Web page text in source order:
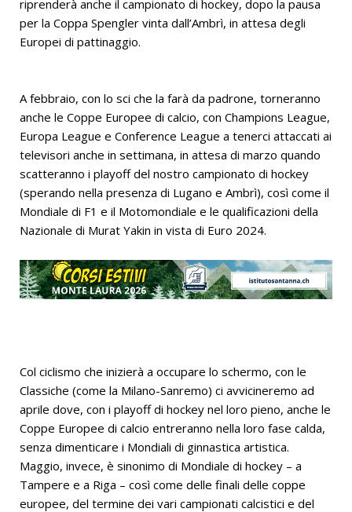
riprenderà anche il campionato di hockey, dopo la pausa
per la Coppa Spengler vinta dall’Ambrì, in attesa degli
Europei di pattinaggio.
A febbraio, con lo sci che la farà da padrone, torneranno
anche le Coppe Europee di calcio, con Champions League,
Europa League e Conference League a tenerci attaccati ai
televisori anche in settimana, in attesa di marzo quando
scatteranno i playoff del nostro campionato di hockey
(sperando nella presenza di Lugano e Ambrì), così come il
Mondiale di F1 e il Motomondiale e le qualificazioni della
Nazionale di Murat Yakin in vista di Euro 2024.
Col ciclismo che inizierà a occupare lo schermo, con le
Classiche (come la Milano-Sanremo) ci avvicineremo ad
aprile dove, con i playoff di hockey nel loro pieno, anche le
Coppe Europee di calcio entreranno nella loro fase calda,
senza dimenticare i Mondiali di ginnastica artistica.
Maggio, invece, è sinonimo di Mondiale di hockey – a
Tampere e a Riga – così come delle finali delle coppe
europee, del termine dei vari campionati calcistici e del